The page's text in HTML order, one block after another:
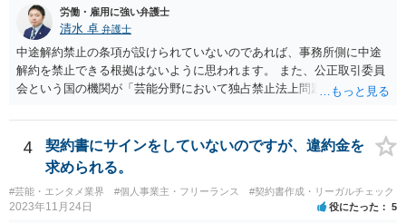
労働・雇用に強い弁護士
清水 卓 弁護士
中途解約禁止の条項が設けられていないのであれば、事務所側に中途
解約を禁止できる根拠はないように思われます。 また、公正取引委員
会という国の機関が「芸能分野において独占禁止法上問題となり得る
活動を⾏えない旨の義務を課し，⼜は移籍・独⽴した場合には芸能活
動を妨害する旨⽰唆して，移籍・独⽴を諦めさせること（優越的地位
の濫⽤等）を例示しています。 ライバー事務所にも同様のことが言え
る可能性があり、あなたのケースでも、独占禁止法上問題となり得ま
す。 ただし、「※これら⾏為が実際に独占禁⽌法違反となるかどうか
は，具体的態様に照らして個別に判断されることとなる。例えば，優
4
契約書にサインをしていないのですが、違約金を
求められる。
#芸能・エンタメ業界 #個人事業主・フリーランス #契約書作成・リーガルチェック
2023年11月24日 役にたった 5